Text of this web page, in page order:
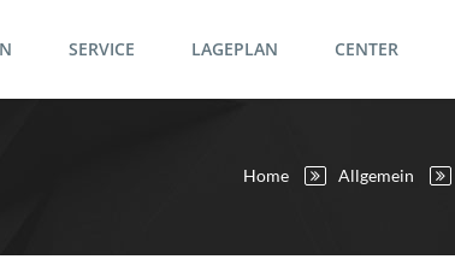
SERVICE LAGEPLAN CENTER
Home Allgemein